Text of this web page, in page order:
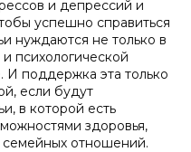
и депрессий и
успешно справиться
нуждаются не только в
психологической
И поддержка эта только
если будут
в которой есть
здоровья,
семейных отношений.